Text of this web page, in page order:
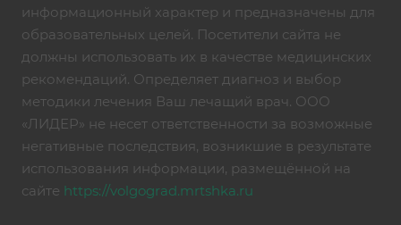
информационный характер и предназначены для
образовательных целей. Посетители сайта не
должны использовать их в качестве медицинских
рекомендаций. Определяет диагноз и выбор
методики лечения Ваш лечащий врач. ООО
«ЛИДЕР» не несет ответственности за возможные
негативные последствия, возникшие в результате
использования информации, размещённой на
сайте https://volgograd.mrtshka.ru